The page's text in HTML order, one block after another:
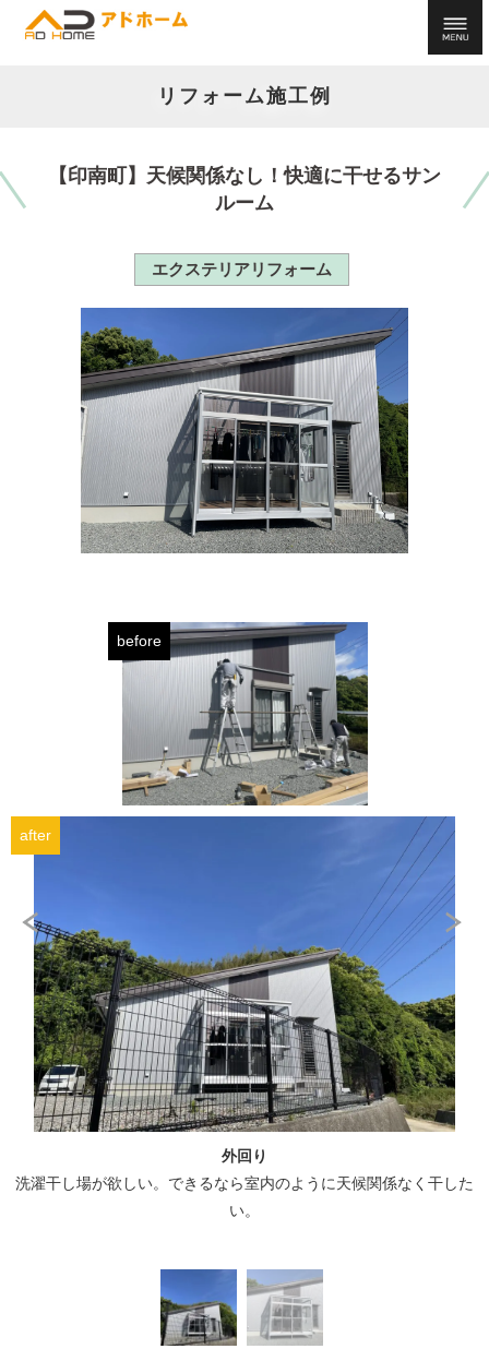
リフォーム施工例
【印南町】天候関係なし！快適に干せるサン
ルーム
エクステリアリフォーム
before
after
外回り
洗濯干し場が欲しい。できるなら室内のように天候関係なく干した
い。